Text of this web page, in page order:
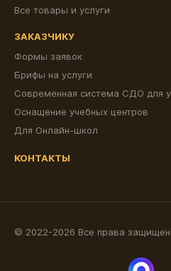
Все товары и услуги
ЗАКАЗЧИКУ
Формы заявок
Брифы на услуги
Современная система СДО для
Оснащение учебных центров
Для Онлайн-школ
КОНТАКТЫ
© 2022-2026 Все права